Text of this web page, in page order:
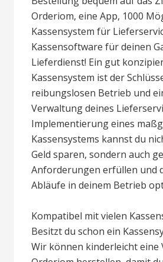
Orderiom, eine App, 1000
Kassensystem für
Kassensoftware für deinen
Lieferdienst! Ein gut
Kassensystem ist der
reibungslosen Betrieb und
Verwaltung deines
Implementierung eines
Kassensystems kannst du
Geld sparen, sondern auch
Anforderungen erfüllen und
Abläufe in deinem Betrieb
Kompatibel mit vielen
Besitzt du schon ein
Wir können kinderleicht eine